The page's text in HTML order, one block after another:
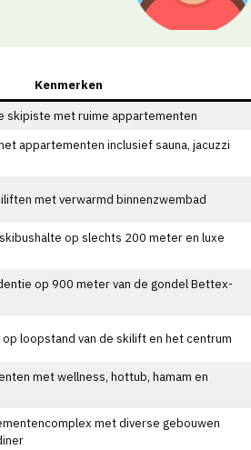
Kenmerken
skipiste met ruime appartementen
appartementen inclusief sauna, jacuzzi
met verwarmd binnenzwembad
op slechts 200 meter en luxe
op 900 meter van de gondel Bettex-
loopstand van de skilift en het centrum
met wellness, hottub, hamam en
met diverse gebouwen